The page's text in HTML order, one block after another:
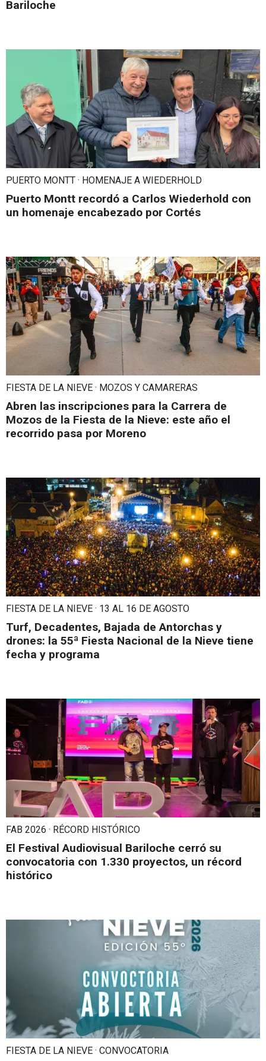
Bariloche
PUERTO MONTT · HOMENAJE A WIEDERHOLD
Puerto Montt recordó a Carlos Wiederhold con
un homenaje encabezado por Cortés
FIESTA DE LA NIEVE · MOZOS Y CAMARERAS
Abren las inscripciones para la Carrera de
Mozos de la Fiesta de la Nieve: este año el
recorrido pasa por Moreno
FIESTA DE LA NIEVE · 13 AL 16 DE AGOSTO
Turf, Decadentes, Bajada de Antorchas y
drones: la 55ª Fiesta Nacional de la Nieve tiene
fecha y programa
FAB 2026 · RÉCORD HISTÓRICO
El Festival Audiovisual Bariloche cerró su
convocatoria con 1.330 proyectos, un récord
histórico
FIESTA DE LA NIEVE · CONVOCATORIA